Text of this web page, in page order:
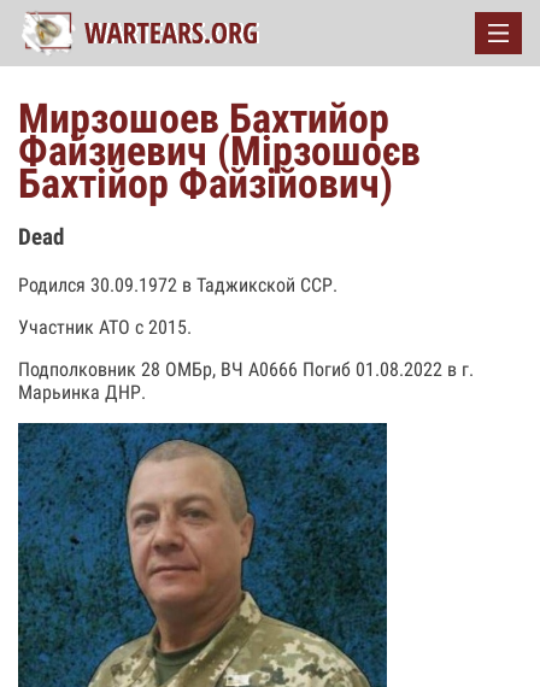
Мирзошоев Бахтийор
Файзиевич (Мірзошоєв
Бахтійор Файзійович)
Dead
Родился 30.09.1972 в Таджикской ССР.
Участник АТО с 2015.
Подполковник 28 ОМБр, ВЧ А0666 Погиб 01.08.2022 в г.
Марьинка ДНР.